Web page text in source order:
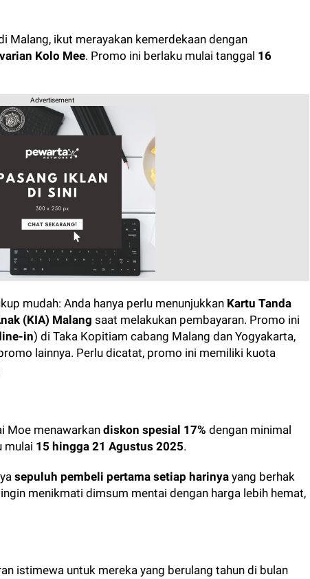
Malang, ikut merayakan kemerdekaan dengan
Kolo Mee. Promo ini berlaku mulai tanggal 16
Advertisement
mudah: Anda hanya perlu menunjukkan Kartu Tanda
(KIA) Malang saat melakukan pembayaran. Promo ini
in) di Taka Kopitiam cabang Malang dan Yogyakarta,
lainnya. Perlu dicatat, promo ini memiliki kuota
Moe menawarkan diskon spesial 17% dengan minimal
mulai 15 hingga 21 Agustus 2025.
sepuluh pembeli pertama setiap harinya yang berhak
menikmati dimsum mentai dengan harga lebih hemat,
istimewa untuk mereka yang berulang tahun di bulan